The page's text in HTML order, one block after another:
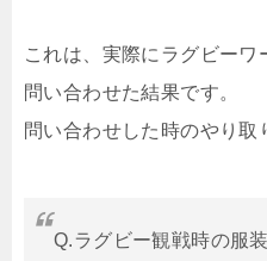
これは、実際にラグビーワ
問い合わせた結果です。
問い合わせした時のやり取
Q.ラグビー観戦時の服